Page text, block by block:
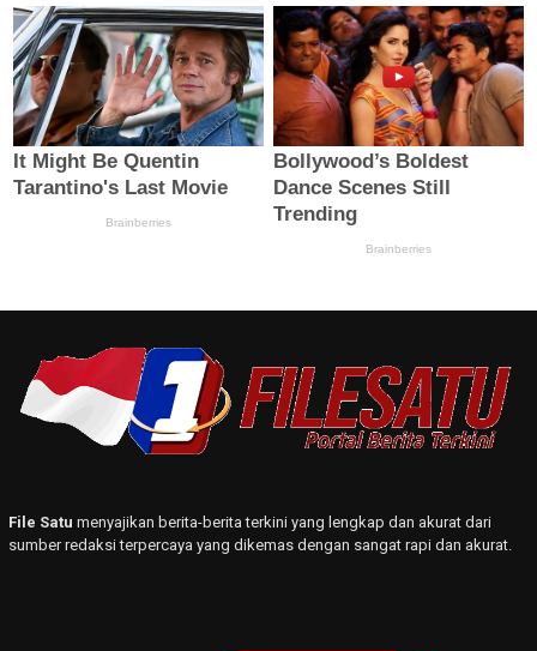
File Satu menyajikan berita-berita terkini yang lengkap dan akurat dari
sumber redaksi terpercaya yang dikemas dengan sangat rapi dan akurat.